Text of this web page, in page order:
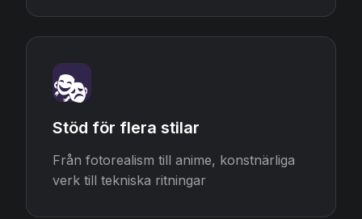
🎭
Stöd för flera stilar
Från fotorealism till anime, konstnärliga
verk till tekniska ritningar